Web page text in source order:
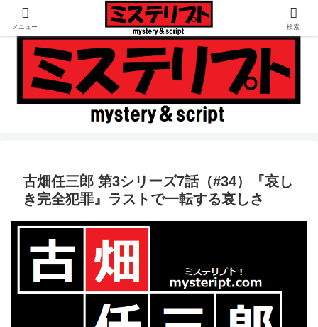
倒叙ミステリ専門の書評・考察ブログ
古畑任三郎 第3シリーズ7話（#34）『哀し
き完全犯罪』ラストで一転する哀しさ
メニュー 検索